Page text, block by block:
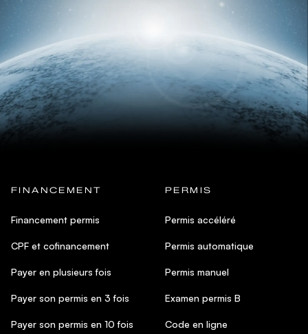
FINANCEMENT
Financement permis
CPF et cofinancement
Payer en plusieurs fois
Payer son permis en 3 fois
Payer son permis en 10 fois
PERMIS
Permis accéléré
Permis automatique
Permis manuel
Examen permis B
Code en ligne